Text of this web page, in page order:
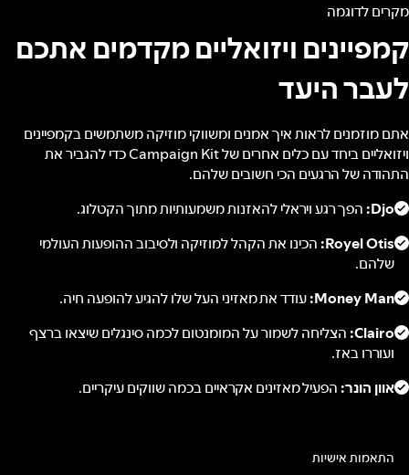
מקרים לדוגמה
קמפיינים ויזואליים מקדמים אתכם
לעבר היעד
אתם מוזמנים לראות איך אמנים ומשווקי מוזיקה משתמשים בקמפיינים
ויזואליים ביחד עם כלים אחרים של Campaign Kit כדי להגביר את
התהודה של הרגעים הכי חשובים שלהם.
Djo: הפך רגע ויראלי להאזנות משמעותיות מתוך הקטלוג.
Royel Otis: הכינו את הקהל למוזיקה ולסיבוב ההופעות העולמי
שלהם.
Money Man: עודד את מאזיני העל שלו להגיע להופעה חיה.
Clairo: הצליחה לשמור על המומנטום לכמה סינגלים שיצאו ברצף
ועוררו באז.
אוון הונר:הפעיל מאזינים אקראיים בכמה שווקים עיקריים.
התאמות אישיות